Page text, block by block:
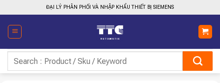
qua
nội
dung
ĐẠI LÝ PHÂN PHỐI VÀ NHẬP KHẨU THIẾT BỊ SIEMENS
kiếm: